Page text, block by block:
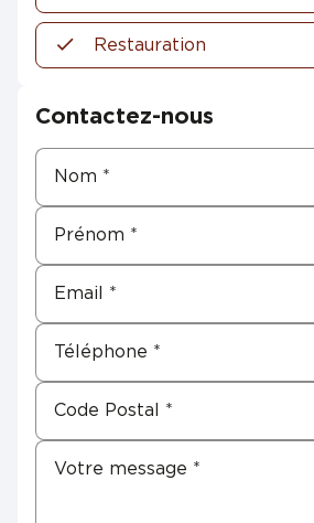
Restauration
Contactez-nous